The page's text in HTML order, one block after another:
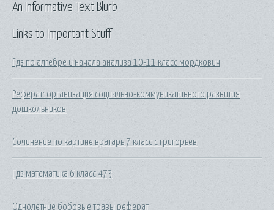
Links to Important Stuff
Гдз по алгебре и начала анализа 10-11 класс мордкович
Реферат: организация социально-коммуникативного развития
дошкольников
Сочинение по картине вратарь 7 класс с григорьев
Гдз математика 6 класс 473
Однолетние бобовые травы реферат
An Informative Text Blurb